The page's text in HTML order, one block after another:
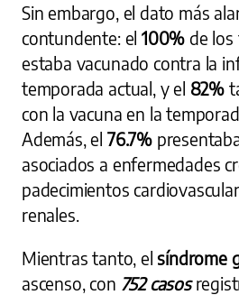
Sin embargo, el dato más
contundente: el 100% de los
estaba vacunado contra la
temporada actual, y el 82%
con la vacuna en la
Además, el 76.7%
asociados a enfermedades
padecimientos
renales.
Mientras tanto, elsíndrome
ascenso, con 752 casos